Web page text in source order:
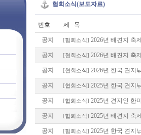
협회소식(보도자료)
번호 제 목
공지 [협회소식] 2026년 배견지 축
공지 [협회소식] 2026년 배견지 축
공지 [협회소식] 2026년 한국 견지
공지 [협회소식] 2025년 한국 견지
공지 [협회소식] 2025년 견지인 한
공지 [협회소식] 2025년 배견지 축
공지 [협회소식] 2025년 한국 견지